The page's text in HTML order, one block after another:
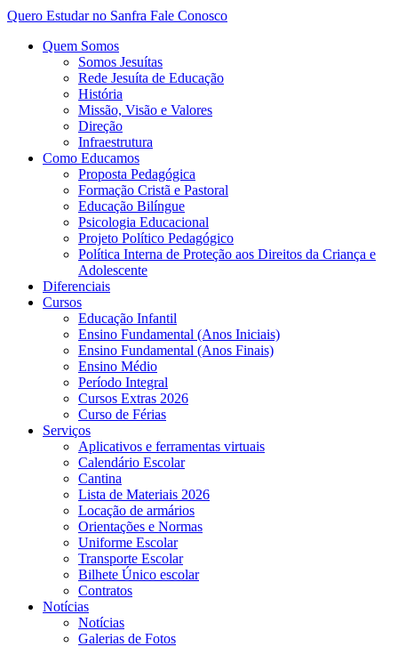
Quero Estudar no Sanfra Fale Conosco
Quem Somos
Somos Jesuítas
Rede Jesuíta de Educação
História
Missão, Visão e Valores
Direção
Infraestrutura
Como Educamos
Proposta Pedagógica
Formação Cristã e Pastoral
Educação Bilíngue
Psicologia Educacional
Projeto Político Pedagógico
Política Interna de Proteção aos Direitos da Criança e
Adolescente
Diferenciais
Cursos
Educação Infantil
Ensino Fundamental (Anos Iniciais)
Ensino Fundamental (Anos Finais)
Ensino Médio
Período Integral
Cursos Extras 2026
Curso de Férias
Serviços
Aplicativos e ferramentas virtuais
Calendário Escolar
Cantina
Lista de Materiais 2026
Locação de armários
Orientações e Normas
Uniforme Escolar
Transporte Escolar
Bilhete Único escolar
Contratos
Notícias
Notícias
Galerias de Fotos